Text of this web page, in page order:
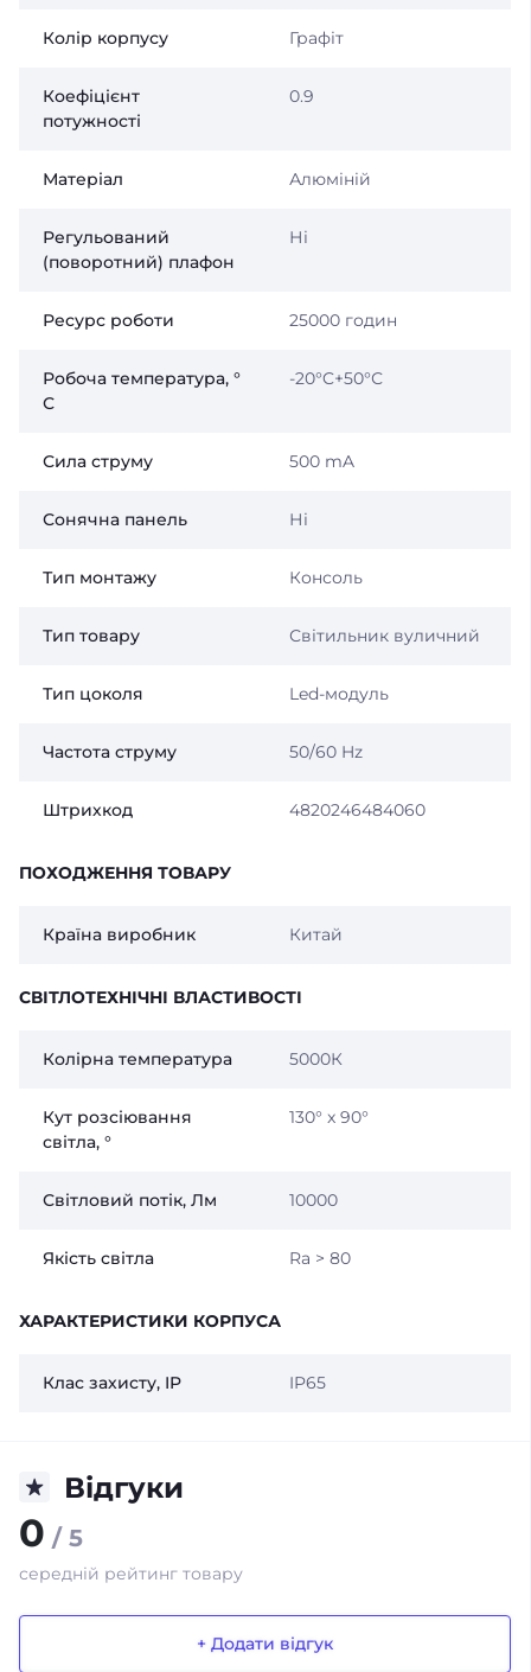
Колір корпусу Графіт
Коефіцієнт
потужності
0.9
Матеріал Алюміній
Регульований
(поворотний) плафон
Ні
Ресурс роботи 25000 годин
Робоча температура, °
С
-20°C+50°С
Сила струму 500 mA
Сонячна панель Ні
Тип монтажу Консоль
Тип товару Світильник вуличний
Тип цоколя Led-модуль
Частота струму 50/60 Hz
Штрихкод 4820246484060
ПОХОДЖЕННЯ ТОВАРУ
Країна виробник Китай
СВІТЛОТЕХНІЧНІ ВЛАСТИВОСТІ
Колірна температура 5000К
Кут розсіювання
світла, °
130° x 90°
Світловий потік, Лм 10000
Якість світла Ra > 80
ХАРАКТЕРИСТИКИ КОРПУСА
Клас захисту, IP IP65
Відгуки
0 / 5
середній рейтинг товару
+ Додати відгук